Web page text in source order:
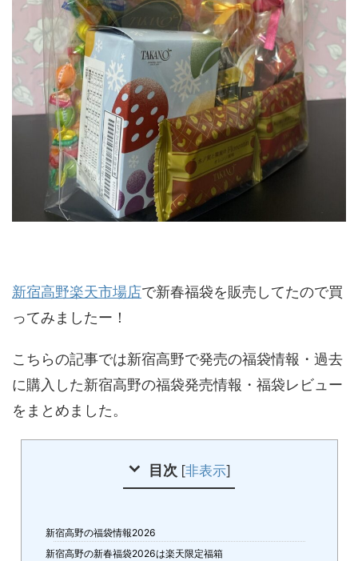
新宿高野楽天市場店で新春福袋を販売してたので買
ってみましたー！
こちらの記事では新宿高野で発売の福袋情報・過去
に購入した新宿高野の福袋発売情報・福袋レビュー
をまとめました。
目次 [非表示]
新宿高野の福袋情報2026
新宿高野の新春福袋2026は楽天限定福箱